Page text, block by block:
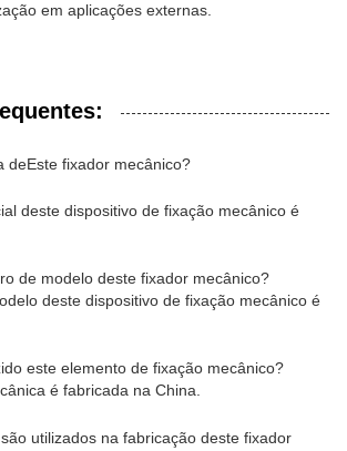
em aplicações externas.
deEste fixador mecânico?
deste dispositivo de fixação mecânico é
de modelo deste fixador mecânico?
deste dispositivo de fixação mecânico é
este elemento de fixação mecânico?
é fabricada na China.
utilizados na fabricação deste fixador